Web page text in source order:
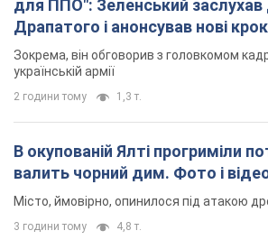
для ППО": Зеленський заслухав
Драпатого і анонсував нові
Зокрема, він обговорив з головкомом
українській армії
2 години тому 1,3 т.
В окупованій Ялті прогриміли
валить чорний дим. Фото і
Місто, ймовірно, опинилося під атакою
3 години тому 4,8 т.